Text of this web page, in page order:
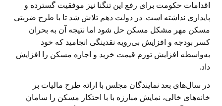
اقدامات حکومت برای رفع این تنگنا نیز موفقیت گسترده و
پایداری نداشته است. در دولت دهم تلاش شد تا با طرح ضربتی
مسکن مهر مشکل مسکن حل شود اما نتیجه آن به بحران
کسر بودجه و افزایش بی‌رویه نقدینگی انجامید که خود
به‌واسطه افزایش تورم قیمت خرید و اجاره مسکن را افزایش
داد.
در سال‌های بعد نمایندگان مجلس با ارائه طرح مالیات بر
خانه‌های خالی، نمایش مبارزه با با احتکار مسکن را سامان